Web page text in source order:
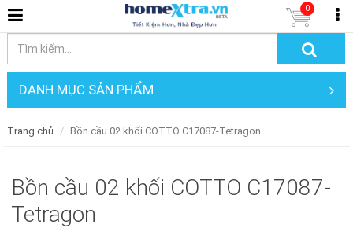
0
DANH MỤC SẢN PHẨM
Trang chủ Bồn cầu 02 khối COTTO C17087-Tetragon
Bồn cầu 02 khối COTTO C17087-
Tetragon